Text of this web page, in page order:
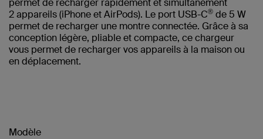
permet de recharger rapidement et simultanément
2 appareils (iPhone et AirPods). Le port USB-C® de 5 W
permet de recharger une montre connectée. Grâce à sa
conception légère, pliable et compacte, ce chargeur
vous permet de recharger vos appareils à la maison ou
en déplacement.
Modèle